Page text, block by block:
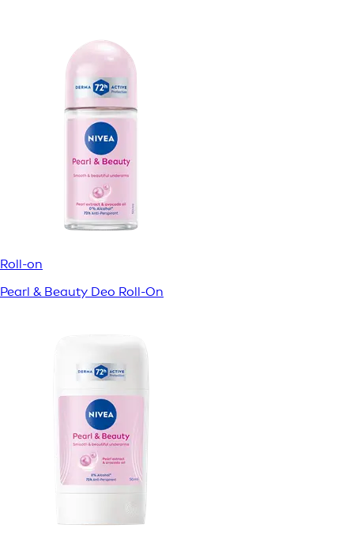
Roll-on
Pearl & Beauty Deo Roll-On